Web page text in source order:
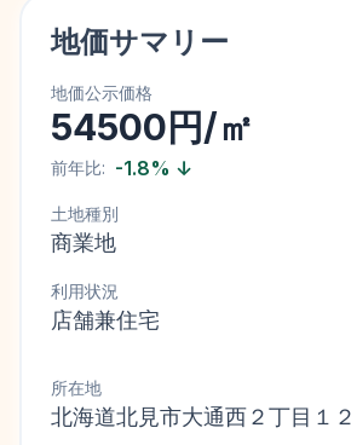
地価サマリー
地価公示価格
54500円/㎡
前年比: -1.8% ↓
土地種別
商業地
利用状況
店舗兼住宅
所在地
北海道北見市大通西２丁目１